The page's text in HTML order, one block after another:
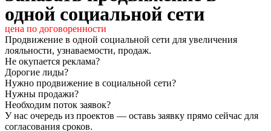
одной социальной сети
цена по договоренности
Продвижение в одной социальной сети для увеличения
лояльности, узнаваемости, продаж.
Не окупается реклама?
Дорогие лиды?
Нужно продвижение в социальной сети?
Нужны продажи?
Необходим поток заявок?
У нас очередь из проектов — оставь заявку прямо сейчас для
согласования сроков.